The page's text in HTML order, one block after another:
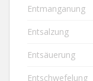
Entmanganung
Entsalzung
Entsäuerung
Entschwefelung